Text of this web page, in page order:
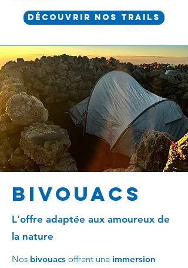
Découvrir nos trails
BivouacS
L'offre adaptée aux amoureux de
la nature
Nos bivouacs offrent une immersion